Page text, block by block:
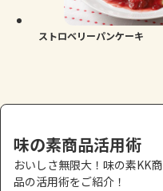
ストロベリーパンケーキ
味の素商品活用術
おいしさ無限大！味の素KK商
品の活用術をご紹介！